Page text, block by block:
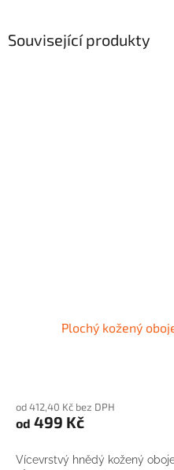
Související produkty
Plochý kožený
od 412,40 Kč bez DPH
od 499 Kč
Vícevrstvý hnědý kožený